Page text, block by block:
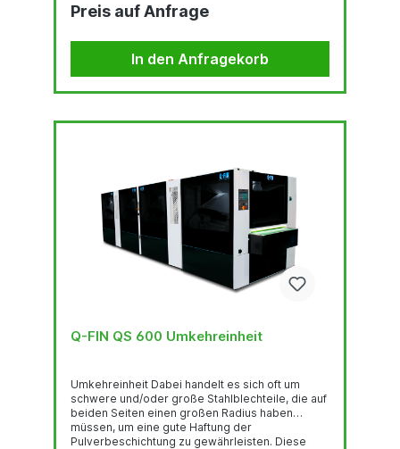
von Q-Fin ist dies die sicherste, einfachste und
nachhaltigste Art, Schleifstaub abzusaugen. Mit
dem WES6000 gibt es keinen Schleifstaub mehr
in der Luft und/oder in der Arbeitsumgebung.
Der WES wurde von Q-Fin für die sichere und
Preis auf Anfrage
In den Anfragekorb
Q-FIN QS 600 Umkehreinheit
Umkehreinheit Dabei handelt es sich oft um
schwere und/oder große Stahlblechteile, die auf
beiden Seiten einen großen Radius haben
müssen, um eine gute Haftung der
Pulverbeschichtung zu gewährleisten. Diese